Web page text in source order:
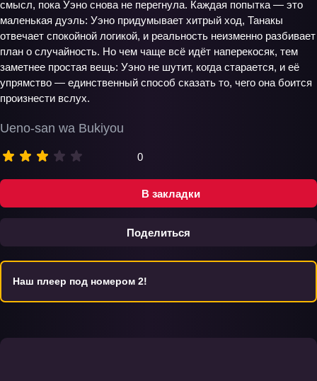
В закладки
Поделиться
Ueno-san wa Bukiyou
0
смысл, пока Уэно снова не перегнула. Каждая попытка — это
маленькая дуэль: Уэно придумывает хитрый ход, Танакы
отвечает спокойной логикой, и реальность неизменно разбивает
план о случайность. Но чем чаще всё идёт наперекосяк, тем
заметнее простая вещь: Уэно не шутит, когда старается, и её
упрямство — единственный способ сказать то, чего она боится
произнести вслух.
Наш плеер под номером 2!